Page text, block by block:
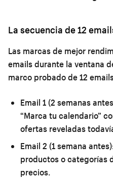
La secuencia de 12
Las marcas de mejor
emails durante la ventana
marco probado de 12
Email 1 (2 semanas
“Marca tu calendario”
ofertas reveladas
Email 2 (1 semana
productos o categorías
precios.